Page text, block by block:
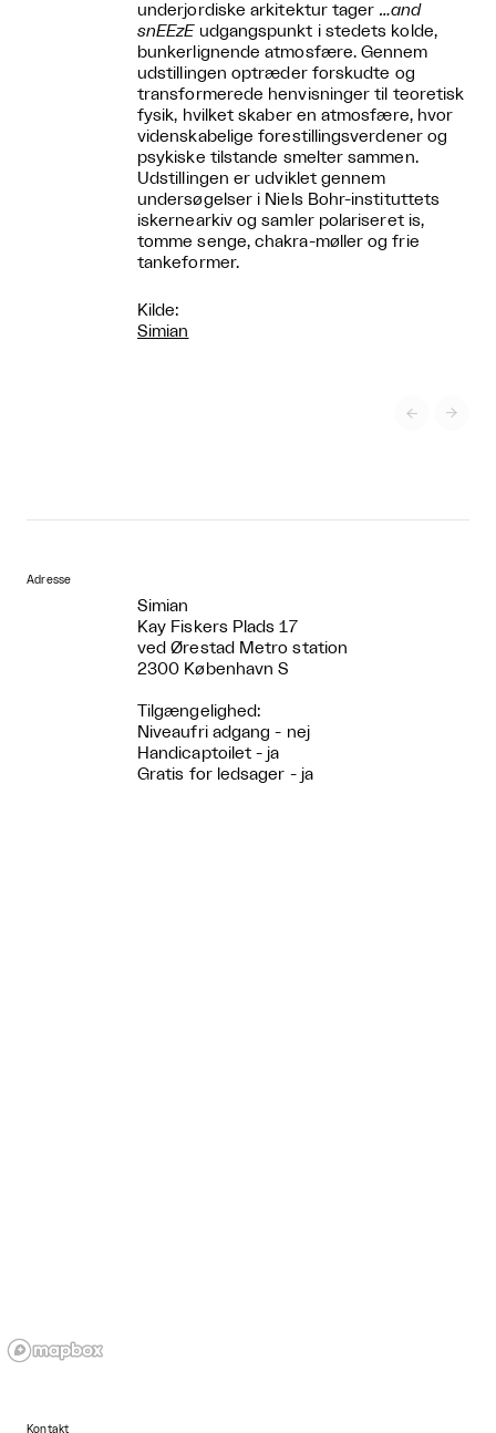
underjordiske arkitektur tager …and
snEEzE udgangspunkt i stedets kolde,
bunkerlignende atmosfære. Gennem
udstillingen optræder forskudte og
transformerede henvisninger til teoretisk
fysik, hvilket skaber en atmosfære, hvor
videnskabelige forestillingsverdener og
psykiske tilstande smelter sammen.
Udstillingen er udviklet gennem
undersøgelser i Niels Bohr-instituttets
iskernearkiv og samler polariseret is,
tomme senge, chakra-møller og frie
tankeformer.
Kilde:
Simian
 
Adresse
Simian
Kay Fiskers Plads 17
ved Ørestad Metro station
2300 København S
Tilgængelighed:
Niveaufri adgang - nej
Handicaptoilet - ja
Gratis for ledsager - ja
Kontakt